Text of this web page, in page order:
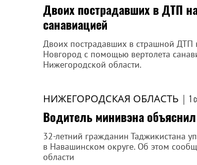
Двоих пострадавших в ДТП
санавиацией
Двоих пострадавших в страшной
Новгород с помощью вертолета
Нижегородской области.
НИЖЕГОРОДСКАЯ ОБЛАСТЬ | 1
Водитель минивэна
32-летний гражданин Таджикистана
в Навашинском округе. Об этом
области